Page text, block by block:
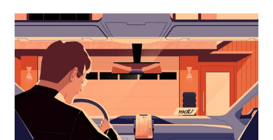
βέλος
να
μετακινηθείτε
στο
ημερολόγιο
και
να
επιλέξετε
μια
ημερομηνία.